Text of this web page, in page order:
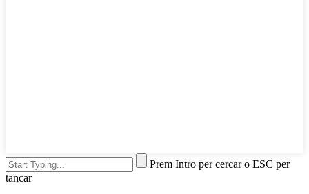
Prem Intro per cercar o ESC per
tancar